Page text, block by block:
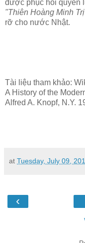
được phục hồi quyền
"Thiên Hoàng Minh
rỡ cho nước Nhật.
Tài liệu tham khảo:
A History of the
Alfred A. Knopf, N.Y.
at Tuesday, July 09,
‹